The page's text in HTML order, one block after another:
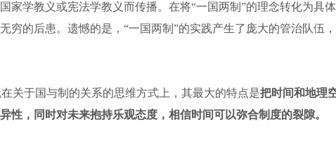
家学教义或宪法学教义而传播。在将“一国两制”的理念转化为具
穷的后患。遗憾的是，“一国两制”的实践产生了庞大的管治队伍
关于国与制的关系的思维方式上，其最大的特点是把时间和地理
性，同时对未来抱持乐观态度，相信时间可以弥合制度的裂隙。